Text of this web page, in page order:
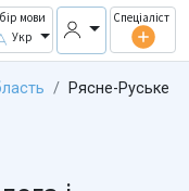
мови
Укр
Спеціаліст
Рясне-Руське